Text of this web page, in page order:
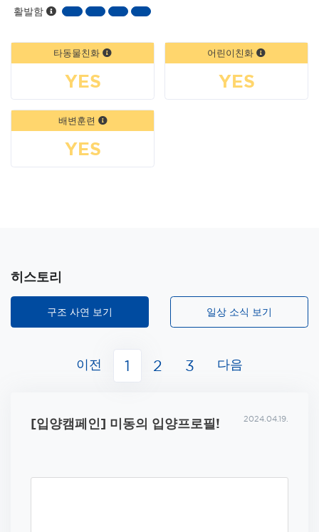
활발함
타동물친화
YES
어린이친화
YES
배변훈련
YES
히스토리
구조 사연 보기 일상 소식 보기
이전 1 2 3 다음
[입양캠페인] 미동의 입양프로필! 2024.04.19.